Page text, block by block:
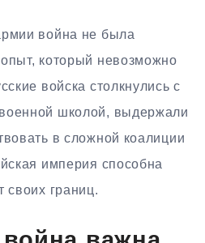
война не была
который невозможно
войска столкнулись с
школой, выдержали
в сложной коалиции
империя способна
своих границ.